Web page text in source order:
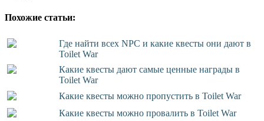
Похожие статьи:
Где найти всех NPC и какие квесты они дают в
Toilet War
Какие квесты дают самые ценные награды в
Toilet War
Какие квесты можно пропустить в Toilet War
Какие квесты можно провалить в Toilet War